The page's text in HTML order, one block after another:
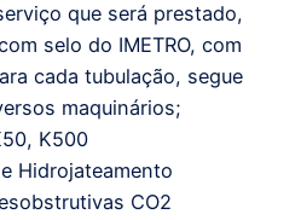
que será prestado,
selo do IMETRO, com
cada tubulação, segue
maquinários;
K500
Hidrojateamento
CO2